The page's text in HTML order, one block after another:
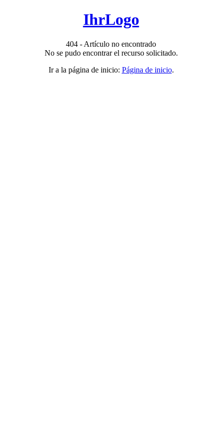
IhrLogo
404 - Artículo no encontrado
No se pudo encontrar el recurso solicitado.
Ir a la página de inicio: Página de inicio.